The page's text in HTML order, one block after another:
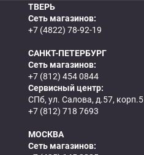
ТВЕРЬ
Сеть магазинов:
+7 (4822) 78-92-19
САНКТ-ПЕТЕРБУРГ
Сеть магазинов:
+7 (812) 454 0844
Сервисный центр:
СПб, ул. Салова, д.57, корп.5
+7 (812) 718 7693
МОСКВА
Сеть магазинов: